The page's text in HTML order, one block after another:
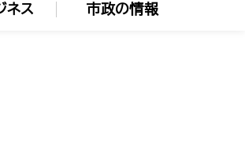
ネス 市政の情報